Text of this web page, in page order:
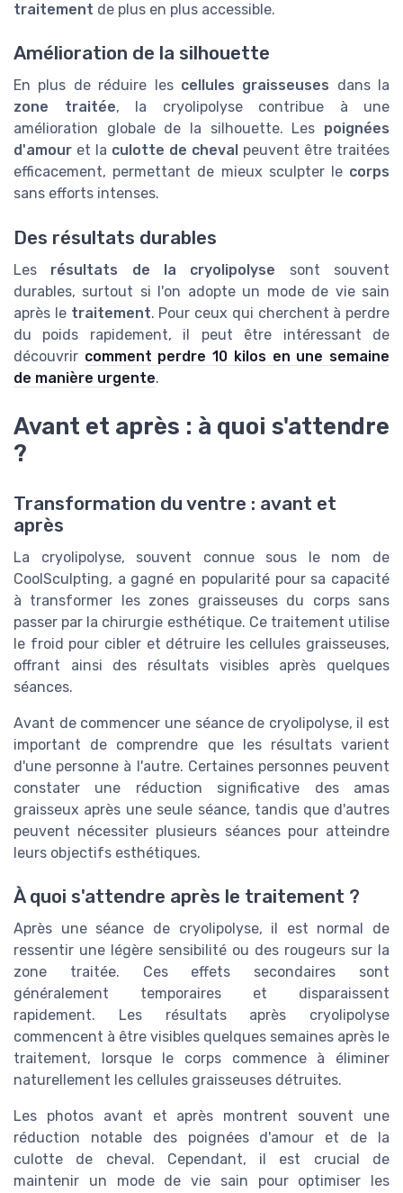
traitement de plus en plus accessible.
Amélioration de la silhouette
En plus de réduire les cellules graisseuses dans la
zone traitée, la cryolipolyse contribue à une
amélioration globale de la silhouette. Les poignées
d'amour et la culotte de cheval peuvent être traitées
efficacement, permettant de mieux sculpter le corps
sans efforts intenses.
Des résultats durables
Les résultats de la cryolipolyse sont souvent
durables, surtout si l'on adopte un mode de vie sain
après le traitement. Pour ceux qui cherchent à perdre
du poids rapidement, il peut être intéressant de
découvrir comment perdre 10 kilos en une semaine
de manière urgente.
Avant et après : à quoi s'attendre
?
Transformation du ventre : avant et
après
La cryolipolyse, souvent connue sous le nom de
CoolSculpting, a gagné en popularité pour sa capacité
à transformer les zones graisseuses du corps sans
passer par la chirurgie esthétique. Ce traitement utilise
le froid pour cibler et détruire les cellules graisseuses,
offrant ainsi des résultats visibles après quelques
séances.
Avant de commencer une séance de cryolipolyse, il est
important de comprendre que les résultats varient
d'une personne à l'autre. Certaines personnes peuvent
constater une réduction significative des amas
graisseux après une seule séance, tandis que d'autres
peuvent nécessiter plusieurs séances pour atteindre
leurs objectifs esthétiques.
À quoi s'attendre après le traitement ?
Après une séance de cryolipolyse, il est normal de
ressentir une légère sensibilité ou des rougeurs sur la
zone traitée. Ces effets secondaires sont
généralement temporaires et disparaissent
rapidement. Les résultats après cryolipolyse
commencent à être visibles quelques semaines après le
traitement, lorsque le corps commence à éliminer
naturellement les cellules graisseuses détruites.
Les photos avant et après montrent souvent une
réduction notable des poignées d'amour et de la
culotte de cheval. Cependant, il est crucial de
maintenir un mode de vie sain pour optimiser les